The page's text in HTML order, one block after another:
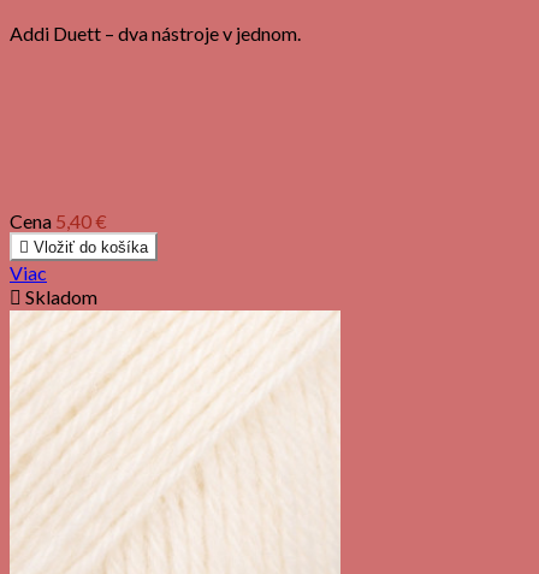
Addi Duett – dva nástroje v jednom.
Cena 5,40 €
 Vložiť do košíka
Viac
 Skladom